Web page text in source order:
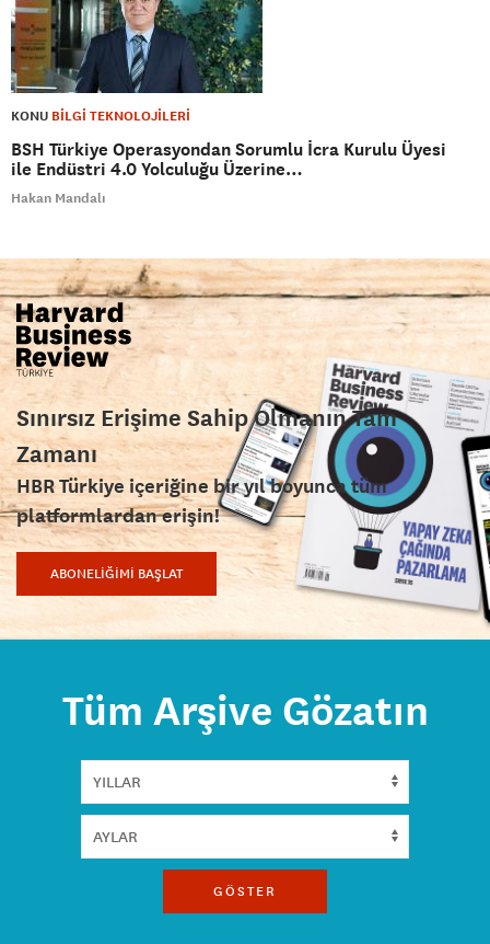
KONU BİLGİ TEKNOLOJİLERİ
BSH Türkiye Operasyondan Sorumlu İcra Kurulu Üyesi
ile Endüstri 4.0 Yolculuğu Üzerine…
Hakan Mandalı
Sınırsız Erişime Sahip Olmanın Tam
Zamanı
HBR Türkiye içeriğine bir yıl boyunca tüm
platformlardan erişin!
ABONELİĞİMİ BAŞLAT
Tüm Arşive Gözatın
GÖSTER